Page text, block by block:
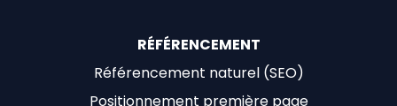
RÉFÉRENCEMENT
Référencement naturel (SEO)
Positionnement première page